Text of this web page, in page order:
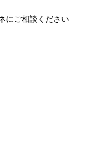
にご相談ください